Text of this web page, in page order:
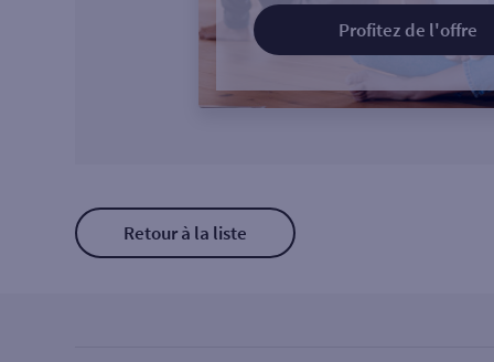
Profitez de l'offre
Retour à la liste